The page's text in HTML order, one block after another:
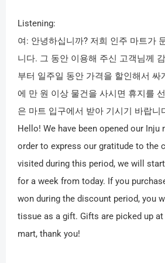
Listening:
여 : 안녕하십니까? 저희 인주 마트가
니다. 그 동안 이용해 주신 고객님께
부터 일주일 동안 가격을 할인해서 싸
에 만 원 이상 물건을 사시면 휴지를
은 마트 입구에서 받아 기시기 바랍니
Hello! We have been opened our Inju
order to express our gratitude to the
visited during this period, we will
for a week from today. If you
won during the discount period, you
tissue as a gift. Gifts are picked up
mart, thank you!